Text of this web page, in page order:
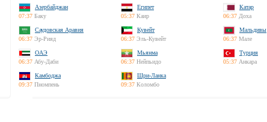
Азербайджан
07:37 Баку
Египет
05:37 Каир
Катар
06:37 Доха
Саудовская Аравия
06:37 Эр-Рияд
Кувейт
06:37 Эль-Кувейт
Мальдивы
06:37 Мале
ОАЭ
06:37 Абу-Даби
Мьянма
06:37 Нейпьидо
Турция
05:37 Анкара
Камбоджа
09:37 Пномпень
Шри-Ланка
09:37 Коломбо